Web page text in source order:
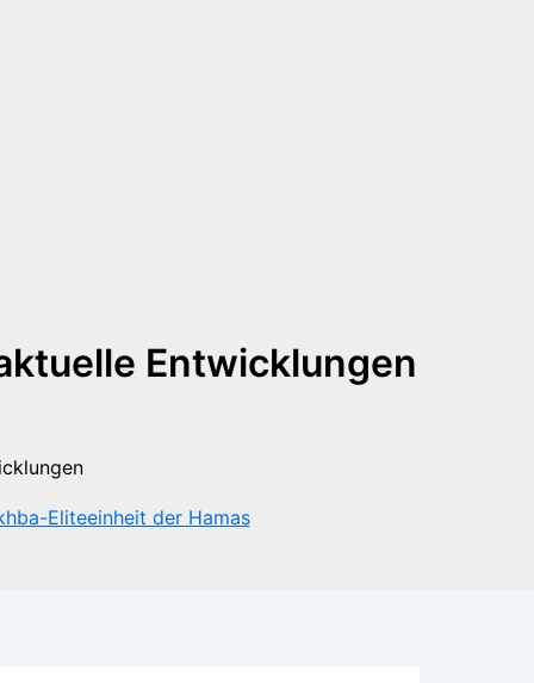
Entwicklungen
Eliteeinheit der Hamas